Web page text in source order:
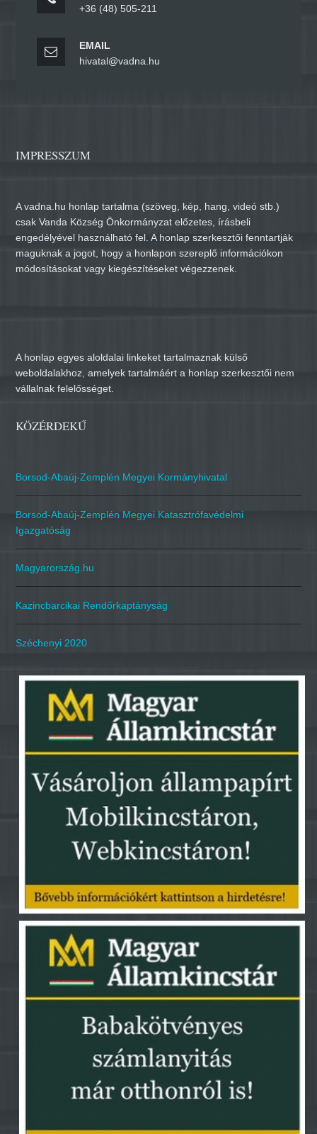
+36 (48) 505-211
EMAIL
hivatal@vadna.hu
IMPRESSZUM
A vadna.hu honlap tartalma (szöveg, kép, hang, videó stb.)
csak Vanda Község Önkormányzat előzetes, írásbeli
engedélyével használható fel. A honlap szerkesztői fenntartják
maguknak a jogot, hogy a honlapon szereplő információkon
módosításokat vagy kiegészítéseket végezzenek.
A honlap egyes aloldalai linkeket tartalmaznak külső
weboldalakhoz, amelyek tartalmáért a honlap szerkesztői nem
vállalnak felelősséget.
KÖZÉRDEKŰ
Borsod-Abaúj-Zemplén Megyei Kormányhivatal
Borsod-Abaúj-Zemplén Megyei Katasztrófavédelmi
Igazgatóság
Magyarország.hu
Kazincbarcikai Rendőrkaptányság
Széchenyi 2020